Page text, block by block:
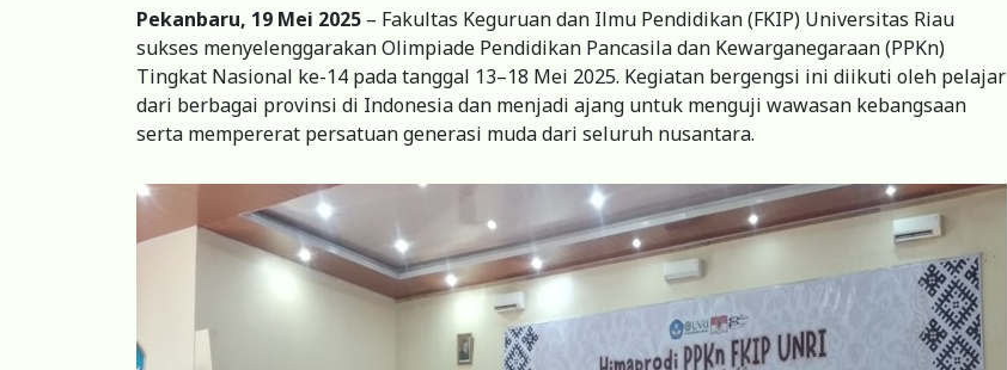
Pekanbaru, 19 Mei 2025 – Fakultas Keguruan dan Ilmu Pendidikan (FKIP) Universitas Riau
sukses menyelenggarakan Olimpiade Pendidikan Pancasila dan Kewarganegaraan (PPKn)
Tingkat Nasional ke-14 pada tanggal 13–18 Mei 2025. Kegiatan bergengsi ini diikuti oleh pelajar
dari berbagai provinsi di Indonesia dan menjadi ajang untuk menguji wawasan kebangsaan
serta mempererat persatuan generasi muda dari seluruh nusantara.